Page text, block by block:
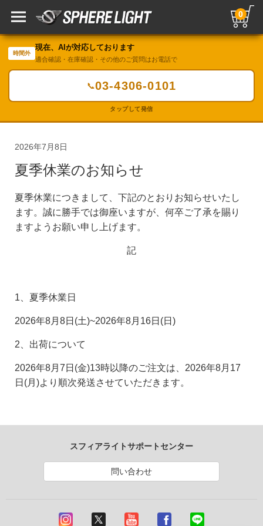
0
時間外
現在、AIが対応しております
適合確認・在庫確認・その他のご質問はお電話で
📞03-4306-0101
タップして発信
2026年7月8日
夏季休業のお知らせ
夏季休業につきまして、下記のとおりお知らせいたし
ます。誠に勝手では御座いますが、何卒ご了承を賜り
ますようお願い申し上げます。
記
1、夏季休業日
2026年8月8日(土)~2026年8月16日(日)
2、出荷について
2026年8月7日(金)13時以降のご注文は、2026年8月17
日(月)より順次発送させていただきます。
スフィアライトサポートセンター
問い合わせ